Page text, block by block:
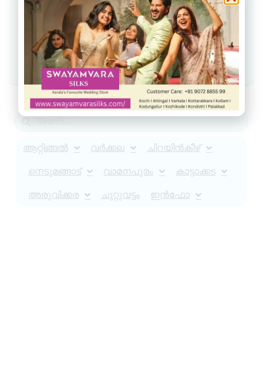
Join our Telegram Channel
Join Facebook group
Join WhatsApp Community
ആറ്റിങ്ങൽ വർക്കല ചിറയിൻകീഴ്
നെടുമങ്ങാട് വാമനപുരം കാട്ടാക്കട
അരുവിക്കര ചുറ്റുവട്ടം ഇൻഫോ